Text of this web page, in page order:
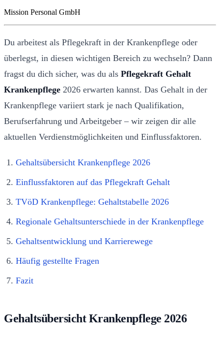
Mission Personal GmbH
Du arbeitest als Pflegekraft in der Krankenpflege oder
überlegst, in diesen wichtigen Bereich zu wechseln? Dann
fragst du dich sicher, was du als Pflegekraft Gehalt
Krankenpflege 2026 erwarten kannst. Das Gehalt in der
Krankenpflege variiert stark je nach Qualifikation,
Berufserfahrung und Arbeitgeber – wir zeigen dir alle
aktuellen Verdienstmöglichkeiten und Einflussfaktoren.
Gehaltsübersicht Krankenpflege 2026
Einflussfaktoren auf das Pflegekraft Gehalt
TVöD Krankenpflege: Gehaltstabelle 2026
Regionale Gehaltsunterschiede in der Krankenpflege
Gehaltsentwicklung und Karrierewege
Häufig gestellte Fragen
Fazit
Gehaltsübersicht Krankenpflege 2026